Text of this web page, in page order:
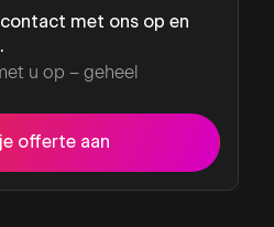
met ons op en
u op – geheel
offerte aan